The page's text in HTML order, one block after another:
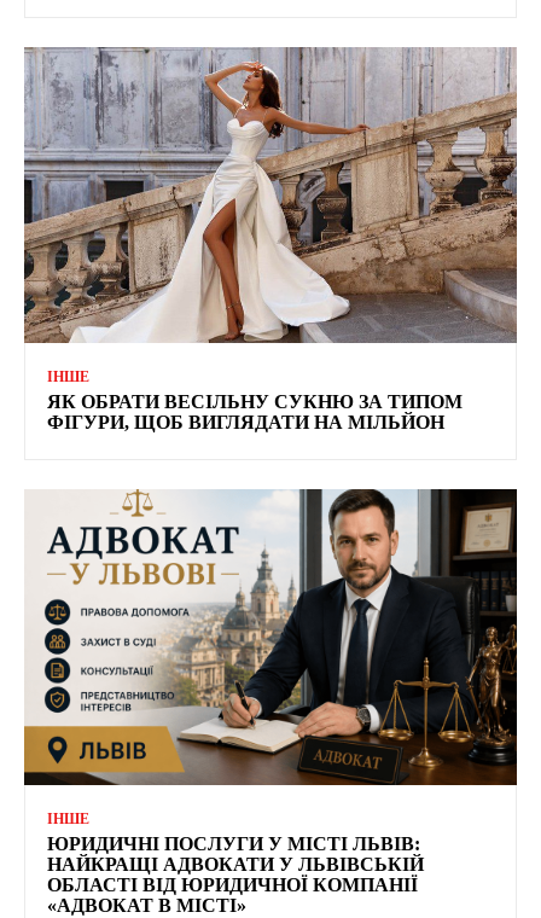
ІНШЕ
ЯК ОБРАТИ ВЕСІЛЬНУ СУКНЮ ЗА ТИПОМ
ФІГУРИ, ЩОБ ВИГЛЯДАТИ НА МІЛЬЙОН
ІНШЕ
ЮРИДИЧНІ ПОСЛУГИ У МІСТІ ЛЬВІВ:
НАЙКРАЩІ АДВОКАТИ У ЛЬВІВСЬКІЙ
ОБЛАСТІ ВІД ЮРИДИЧНОЇ КОМПАНІЇ
«АДВОКАТ В МІСТІ»